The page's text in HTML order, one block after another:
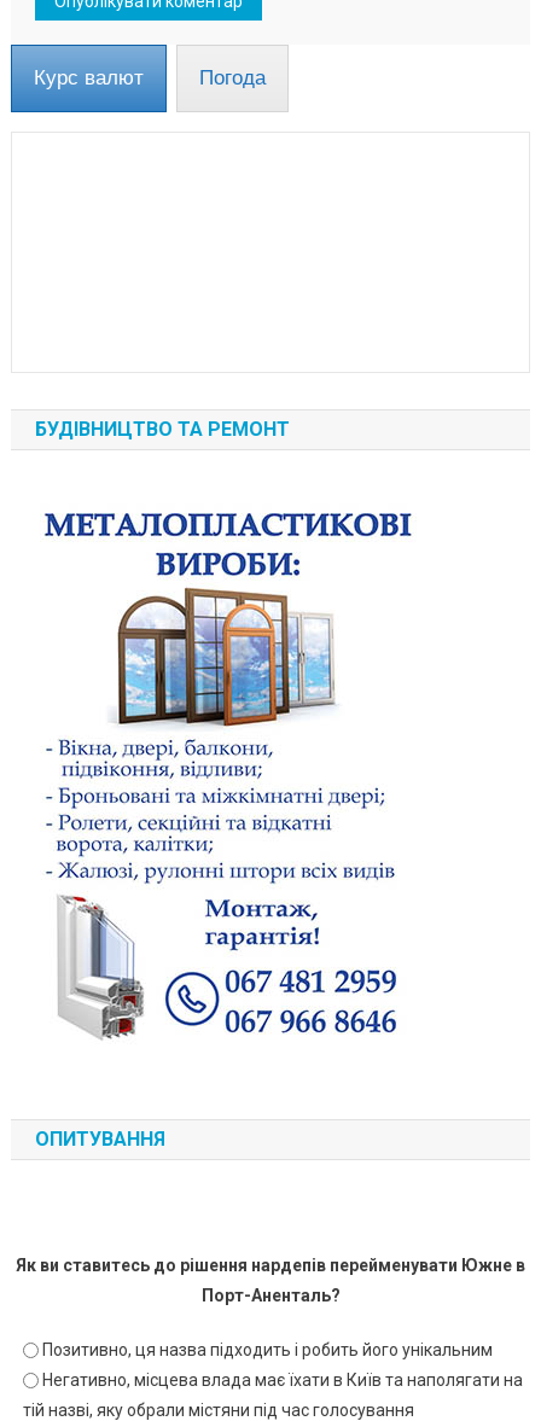
Курс валют Погода
БУДІВНИЦТВО ТА РЕМОНТ
ОПИТУВАННЯ
Як ви ставитесь до рішення нардепів перейменувати Южне в
Порт-Аненталь?
Позитивно, ця назва підходить і робить його унікальним
Негативно, місцева влада має їхати в Київ та наполягати на
тій назві, яку обрали містяни під час голосування